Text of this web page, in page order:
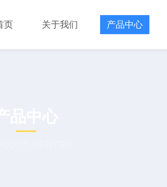
页 关于我们 产品中心